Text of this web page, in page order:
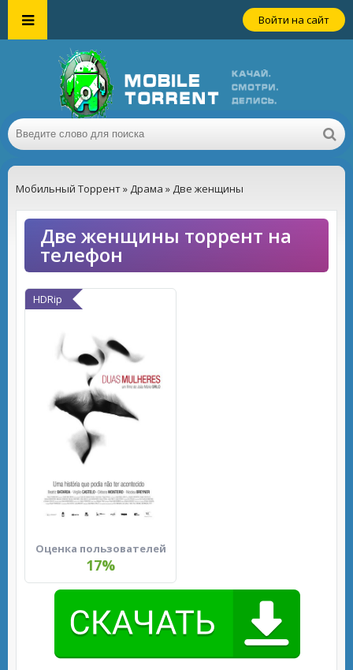
Войти на сайт
Мобильный Торрент» Драма » Две женщины
Две женщины торрент на
телефон
HDRip
Оценка пользователей
17%